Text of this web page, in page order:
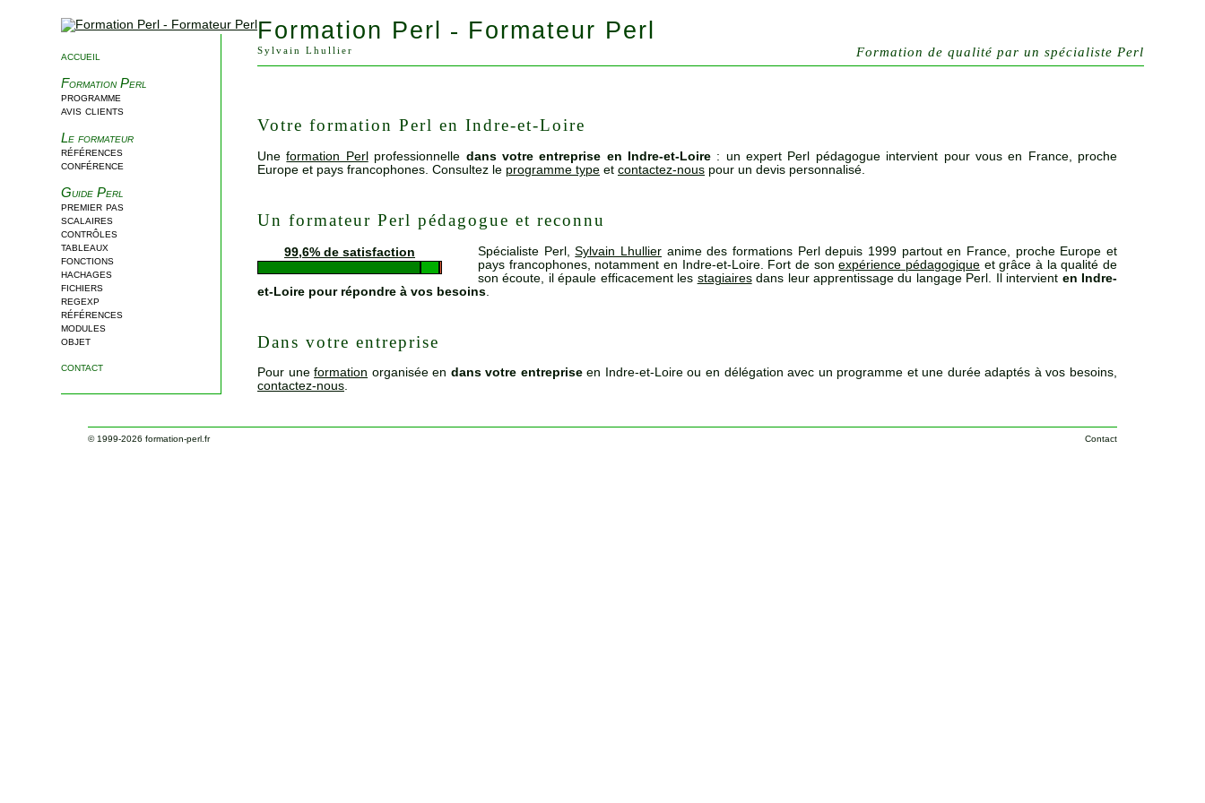
accueil
Formation Perl
programme
avis clients
Le formateur
références
conférence
Guide Perl
premier pas
scalaires
contrôles
tableaux
fonctions
hachages
fichiers
regexp
références
modules
objet
contact
Formation Perl - Formateur Perl
Formation de qualité par un spécialiste Perl
Sylvain Lhullier
Votre formation Perl en Indre-et-Loire
Uneformation Perlprofessionnelle dans votre entreprise en Indre-et-Loire: un expert Perl pédagogue intervient pour vous en France, proche
Europe et pays francophones. Consultez le programme type et contactez-nous pour un devis personnalisé.
Un formateur Perl pédagogue et reconnu
99,6% de satisfaction Spécialiste Perl,Sylvain Lhullier anime des formations Perl depuis 1999 partout en France, proche Europe et
pays francophones, notamment en Indre-et-Loire. Fort de sonexpérience pédagogique et grâce à la qualité de
son écoute, il épaule efficacement les stagiairesdans leur apprentissage du langage Perl. Il intervient en Indre-
et-Loire pour répondre à vos besoins
Dans votre entreprise
Pour uneformation organisée en dans votre entrepriseen Indre-et-Loire ou en délégation avec un programme et une durée adaptés à vos besoins,
contactez-nous.
Contact
© 1999-2026 formation-perl.fr